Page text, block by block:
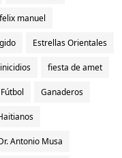
manuel
Estrellas Orientales
fiesta de amet
Fútbol Ganaderos
Antonio Musa